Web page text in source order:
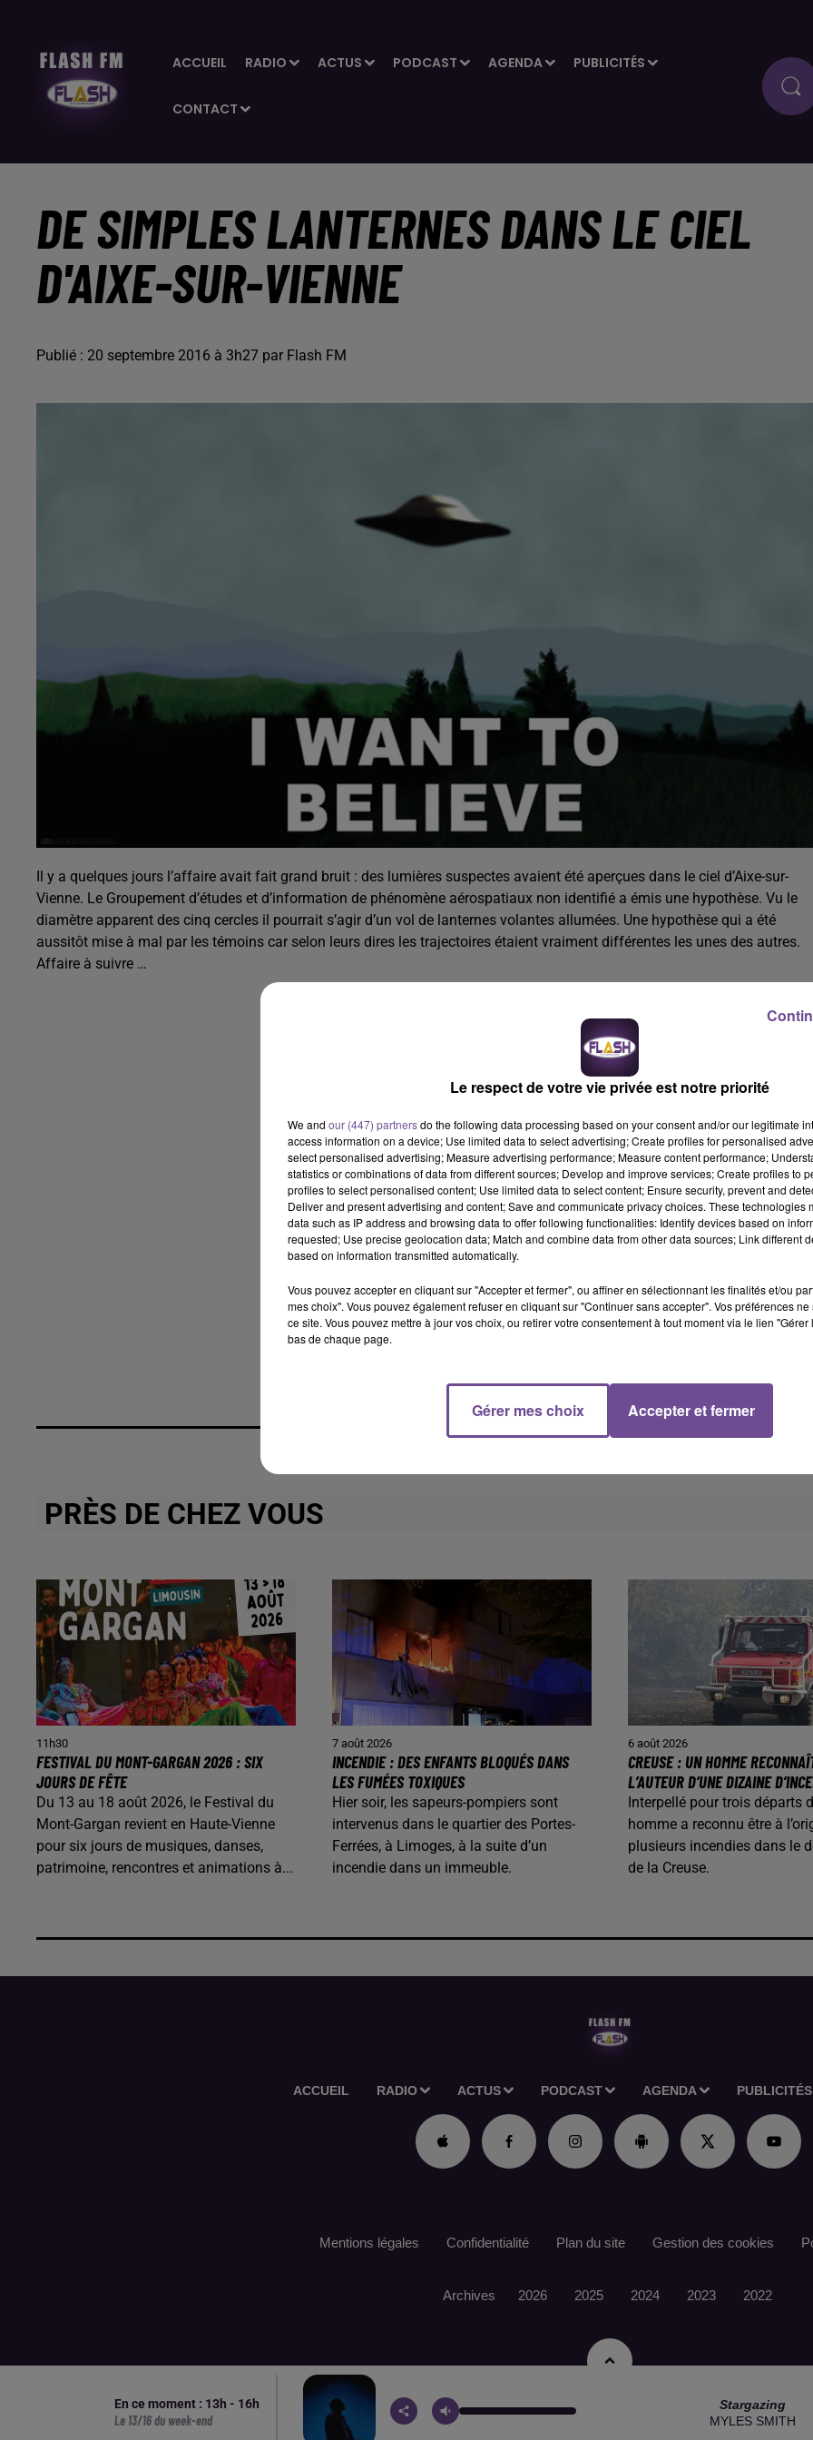
ACCUEIL RADIO ACTUS PODCAST AGENDA PUBLICITÉS
CONTACT
DE SIMPLES LANTERNES DANS LE CIEL
D'AIXE-SUR-VIENNE
Publié : 20 septembre 2016 à 3h27 par Flash FM
Il y a quelques jours l’affaire avait fait grand bruit : des lumières suspectes avaient été aperçues dans le ciel d’Aixe-sur-
Vienne. Le Groupement d’études et d’information de phénomène aérospatiaux non identifié a émis une hypothèse. Vu le
diamètre apparent des cinq cercles il pourrait s’agir d’un vol de lanternes volantes allumées. Une hypothèse qui a été
aussitôt mise à mal par les témoins car selon leurs dires les trajectoires étaient vraiment différentes les unes des autres.
Affaire à suivre …
PRÈS DE CHEZ VOUS
11h30
FESTIVAL DU MONT-GARGAN 2026 : SIX
JOURS DE FÊTE
Du 13 au 18 août 2026, le Festival du
Mont-Gargan revient en Haute-Vienne
pour six jours de musiques, danses,
patrimoine, rencontres et animations à...
7 août 2026
INCENDIE : DES ENFANTS BLOQUÉS DANS
LES FUMÉES TOXIQUES
Hier soir, les sapeurs-pompiers sont
intervenus dans le quartier des Portes-
Ferrées, à Limoges, à la suite d’un
incendie dans un immeuble.
6 août 2026
CREUSE : UN HOMME
L’AUTEUR D’UNE DIZAINE
Interpellé pour trois départs
homme a reconnu être à
plusieurs incendies dans le
de la Creuse.
ACCUEIL RADIO ACTUS PODCAST AGENDA PUBLICITÉS
En ce moment : 13h - 16h
Le 13/16 du week-end
Stargazing
MYLES SMITH
Mentions légales Confidentialité Plan du site Gestion des cookies
Archives 2026 2025 2024 2023 2022
Le respect de votre vie privée est notre priorité
We and our (447) partnersdo the following data processing based on your consent and/or our legitimate
access information on a device; Use limited data to select advertising; Create profiles for personalised
select personalised advertising; Measure advertising performance; Measure content performance;
statistics or combinations of data from different sources; Develop and improve services; Create profiles to
profiles to select personalised content; Use limited data to select content; Ensure security, prevent and
Deliver and present advertising and content; Save and communicate privacy choices. These technologies
data such as IP address and browsing data to offer following functionalities: Identify devices based on
requested; Use precise geolocation data; Match and combine data from other data sources; Link different
based on information transmitted automatically.
Vous pouvez accepter en cliquant sur "Accepter et fermer", ou affiner en sélectionnant les finalités et/ou
mes choix". Vous pouvez également refuser en cliquant sur "Continuer sans accepter". Vos préférences
ce site. Vous pouvez mettre à jour vos choix, ou retirer votre consentement à tout moment via le lien
bas de chaque page.
Gérer mes choix Accepter et fermer